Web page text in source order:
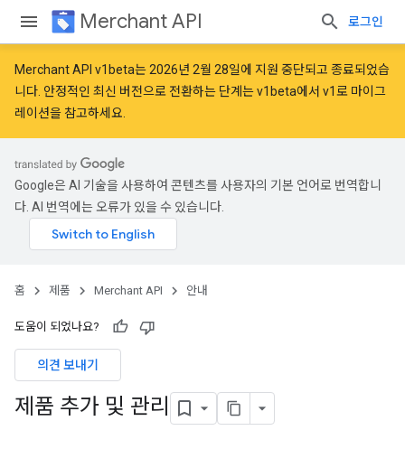
Merchant API 로그인
Merchant API v1beta는 2026년 2월 28일에 지원 중단되고 종료되었습
니다. 안정적인 최신 버전으로 전환하는 단계는v1beta에서 v1로 마이그
레이션을 참고하세요.
Google은 AI 기술을 사용하여 콘텐츠를 사용자의 기본 언어로 번역합니
다. AI 번역에는 오류가 있을 수 있습니다.
홈 제품 Merchant API 안내
도움이 되었나요?
의견 보내기
제품 추가 및 관리